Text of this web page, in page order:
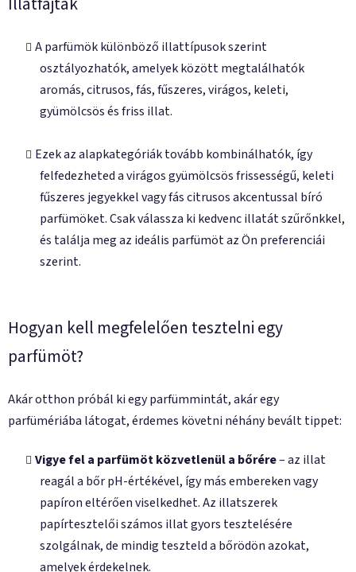
A parfümök különböző illattípusok szerint
osztályozhatók, amelyek között megtalálhatók
aromás,citrusos,fás,fűszeres,virágos, keleti,
gyümölcsösésfriss illat.
Ezek az alapkategóriák tovább kombinálhatók, így
felfedezheted a virágos gyümölcsös frissességű, keleti
fűszeres jegyekkel vagy fás citrusos akcentussal bíró
parfümöket. Csak válassza ki kedvenc illatát szűrőnkkel,
és találja meg az ideális parfümöt az Ön preferenciái
szerint.
Hogyan kell megfelelően tesztelni egy
parfümöt?
Akár otthon próbál ki egy parfümmintát, akár egy
parfümériába látogat, érdemes követni néhány bevált tippet:
Vigye fel a parfümöt közvetlenül a bőrére– az illat
reagál a bőr pH-értékével, így más embereken vagy
papíron eltérően viselkedhet. Az illatszerek
papírtesztelői számos illat gyors tesztelésére
szolgálnak, de mindig teszteld a bőrödön azokat,
amelyek érdekelnek.